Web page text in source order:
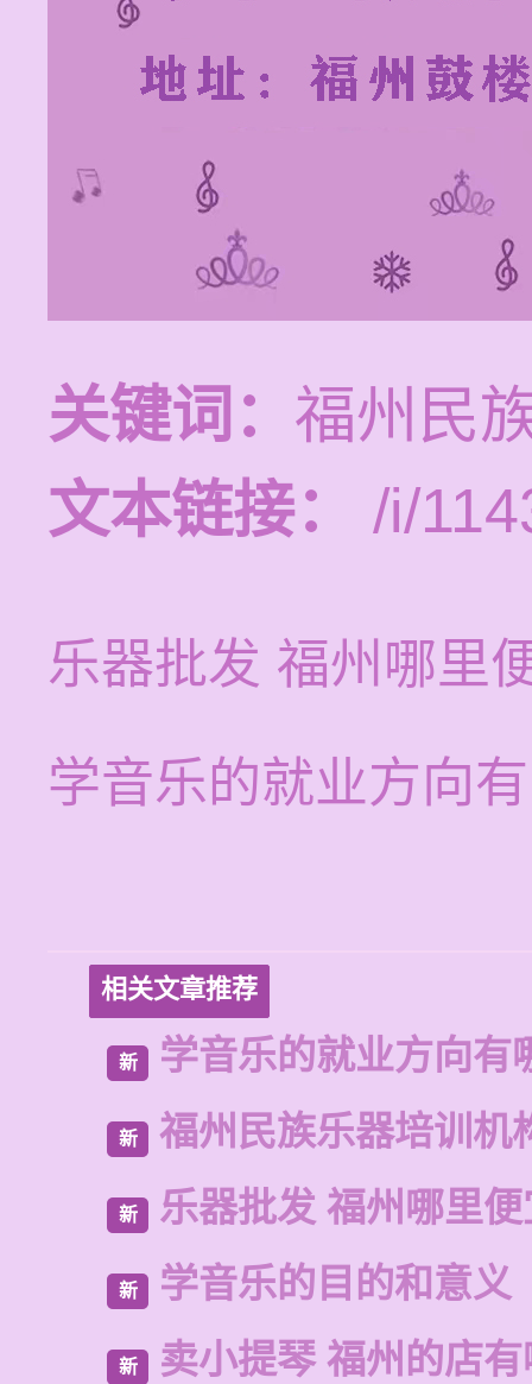
关键词： 福州民
文本链接：
/i/
乐器批发 福州哪里
学音乐的就业方向
相关文章推荐
新 学音乐的就业方向有
新 福州民族乐器培训机
新 乐器批发 福州哪里
新 学音乐的目的和意义
新 卖小提琴 福州的店